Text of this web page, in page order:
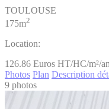
TOULOUSE
175m2
Location:
126.86 Euros HT/HC/m²/an
Photos Plan Description
9 photos